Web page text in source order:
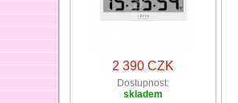
2 390 CZK
Dostupnost:
skladem